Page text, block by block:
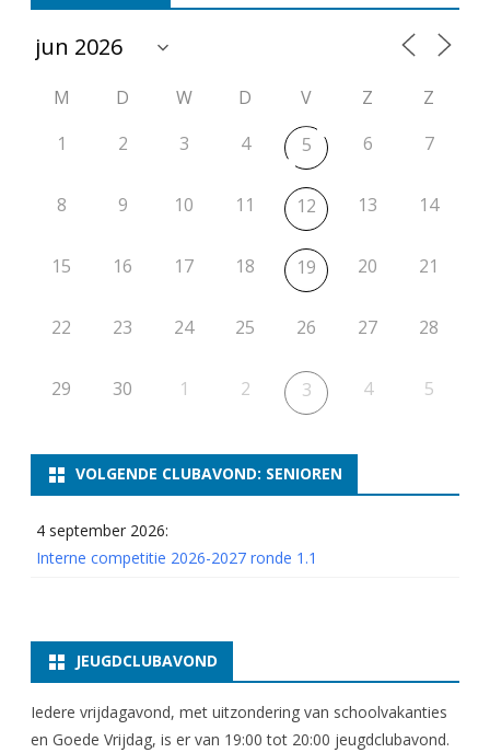
M D W D V Z
Z
1
2 3 4 5 6 7
8 9 10 11 12 13 14
15 16 17 18 19 20 21
22 23 24 25 26 27 28
29 30 1 2 3 4 5
VOLGENDE CLUBAVOND: SENIOREN
4 september 2026:
Interne competitie 2026-2027 ronde 1.1
JEUGDCLUBAVOND
Iedere vrijdagavond, met uitzondering van schoolvakanties
en Goede Vrijdag, is er van 19:00 tot 20:00 jeugdclubavond.